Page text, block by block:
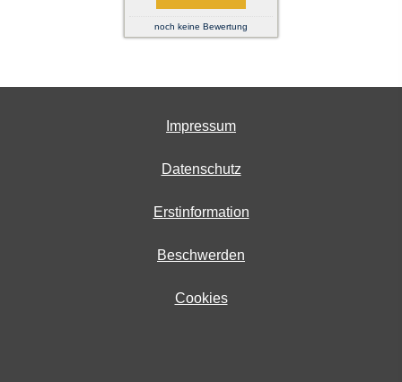
noch keine Bewertung
Impressum
Datenschutz
Erstinformation
Beschwerden
Cookies